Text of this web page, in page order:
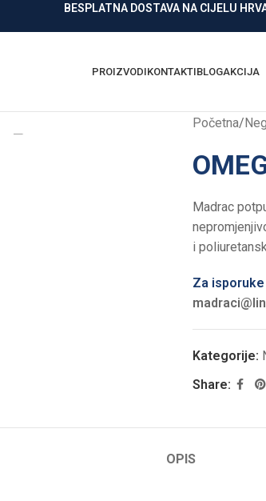
BESPLATNA DOSTAVA NA CIJELU
PROIZVODIKONTAKTIBLOGAKCIJA
Početna/
Madrac
i
Za
Kategorije:
Share:
OPIS